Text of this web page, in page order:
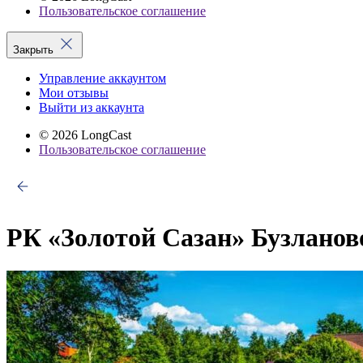
Пользовательское соглашение
Закрыть
Управление аккаунтом
Мои отзывы
Выйти из аккаунта
© 2026 LongCast
Пользовательское соглашение
РК «Золотой Сазан»